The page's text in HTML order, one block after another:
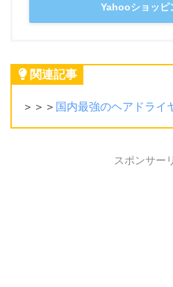
Yahooショッピ
関連記事
＞＞＞ 国内最強のヘアドライ
スポンサー